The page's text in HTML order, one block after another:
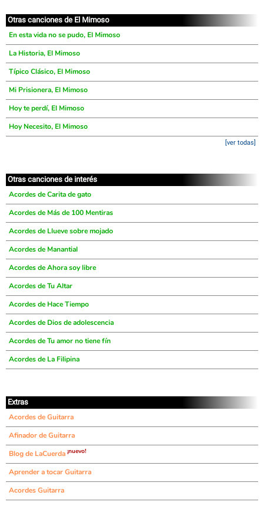
Otras canciones de El Mimoso
En esta vida no se pudo, El Mimoso
La Historia, El Mimoso
Típico Clásico, El Mimoso
Mi Prisionera, El Mimoso
Hoy te perdí, El Mimoso
Hoy Necesito, El Mimoso
[ver todas]
Otras canciones de interés
Acordes de Carita de gato
Acordes de Más de 100 Mentiras
Acordes de Llueve sobre mojado
Acordes de Manantial
Acordes de Ahora soy libre
Acordes de Tu Altar
Acordes de Hace Tiempo
Acordes de Dios de adolescencia
Acordes de Tu amor no tiene fín
Acordes de La Filipina
Extras
Acordes de Guitarra
Afinador de Guitarra
Blog de LaCuerda ¡nuevo!
Aprender a tocar Guitarra
Acordes Guitarra